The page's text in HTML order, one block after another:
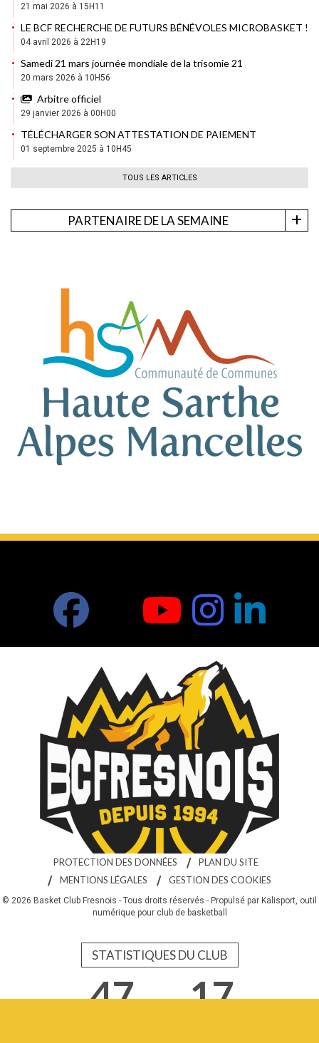
21 mai 2026 à 15H11
LE BCF RECHERCHE DE FUTURS BÉNÉVOLES MICROBASKET !
04 avril 2026 à 22H19
Samedi 21 mars journée mondiale de la trisomie 21
20 mars 2026 à 10H56
Arbitre officiel
29 janvier 2026 à 00H00
TÉLÉCHARGER SON ATTESTATION DE PAIEMENT
01 septembre 2025 à 10H45
TOUS LES ARTICLES
PARTENAIRE DE LA SEMAINE
PROTECTION DES DONNÉES
PLAN DU SITE
MENTIONS LÉGALES
GESTION DES COOKIES
© 2026 Basket Club Fresnois - Tous droits réservés - Propulsé par Kalisport, outil
numérique pour club de basketball
STATISTIQUES DU CLUB
47 17